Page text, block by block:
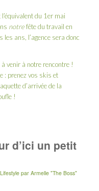
du 1er mai
notrefête du travail en
les ans, l’agence sera donc
à venir à notre rencontre !
: prenez vos skis et
d’arrivée de la
!
d’ici un petit
par Armelle "The Boss"